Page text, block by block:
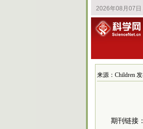
来源：Children
期刊链接：